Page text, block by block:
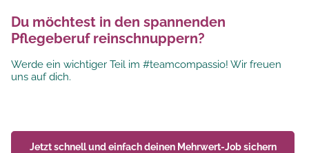
Du möchtest in den spannenden
Pflegeberuf reinschnuppern?
Werde ein wichtiger Teil im #teamcompassio! Wir freuen
uns auf dich.
Jetzt schnell und einfach deinen Mehrwert-Jobsichern